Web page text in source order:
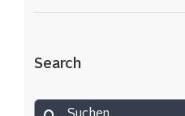
Search
Suche